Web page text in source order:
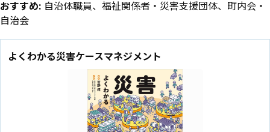
おすすめ: 自治体職員、福祉関係者・災害支援団体、町内会・
自治会
よくわかる災害ケースマネジメント